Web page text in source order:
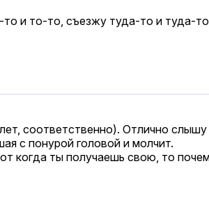
то и то-то, съезжу туда-то и туда-
соответственно). Отлично слышу
с понурой головой и молчит.
когда ты получаешь свою, то